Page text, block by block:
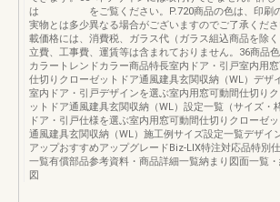
は をご覧ください。P.720商品の色は、印刷の
実物とは多少異なる場合がございますのでご了承くだ
載価格には、消費税、ガラス代（ガラス組込商品を除
立費、工事費、運賃等は含まれておりません。36商品
カラートレンドカラー商品特長室内ドア・引戸室内用
仕切りクローゼットドア通風建具玄関収納（WL）デザ
室内ドア・引戸デザインを選ぶ室内用窓可動間仕切り
ットドア通風建具玄関収納（WL）設定一覧（サイズ・
ドア・引戸仕様を選ぶ室内用窓可動間仕切りクローゼ
通風建具玄関収納（WL）施工例サイズ設定一覧デザイ
アップおすすめアップグレードBiz-LIX特注対応品特別
一覧有償部品参考資料・商品詳細一覧納まり図面一覧・
図